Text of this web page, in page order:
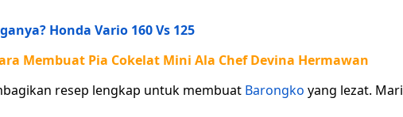
Honda Vario 160 Vs 125
Membuat Pia Cokelat Mini Ala Chef Devina Hermawan
resep lengkap untuk membuat Barongko yang lezat. Mari